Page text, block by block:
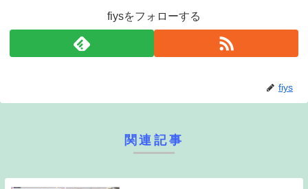
fiysをフォローする
fiys
関連記事